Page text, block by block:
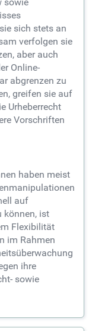
sowie
sich stets an
verfolgen sie
aber auch
Online-
abgrenzen zu
greifen sie auf
Urheberrecht
Vorschriften
haben meist
auf
können, ist
Flexibilität
im Rahmen
ihre
sowie